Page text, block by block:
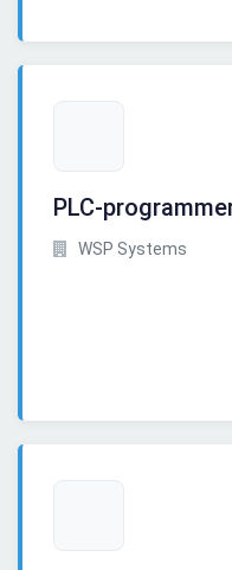
PLC-
WSP Systems